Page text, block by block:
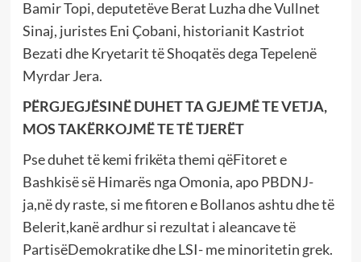
Bamir Topi, deputetëve Berat Luzha dhe Vullnet
Sinaj, juristes Eni Çobani, historianit Kastriot
Bezati dhe Kryetarit të Shoqatës dega Tepelenë
Myrdar Jera.
PËRGJEGJËSINË DUHET TA GJEJMË TE VETJA,
MOS TAKËRKOJMË TE TË TJERËT
Pse duhet të kemi frikëta themi qëFitoret e
Bashkisë së Himarës nga Omonia, apo PBDNJ-
ja,në dy raste, si me fitoren e Bollanos ashtu dhe të
Belerit,kanë ardhur si rezultat i aleancave të
PartisëDemokratike dhe LSI- me minoritetin grek.